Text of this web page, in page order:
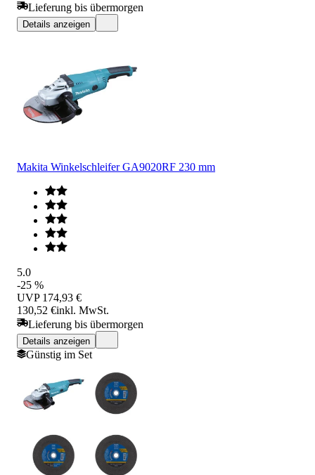
Lieferung bis übermorgen
Details anzeigen
Makita Winkelschleifer GA9020RF 230 mm
5.0
-25 %
UVP 174,93 €
130,52 €inkl. MwSt.
Lieferung bis übermorgen
Details anzeigen
Günstig im Set